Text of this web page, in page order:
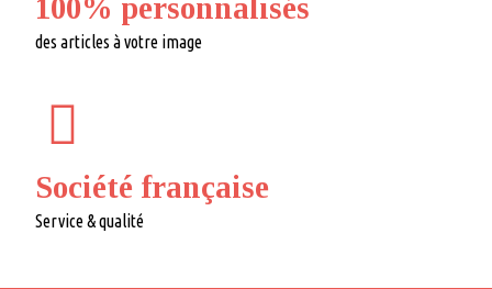
100% personnalisés
des articles à votre image
Société française
Service & qualité